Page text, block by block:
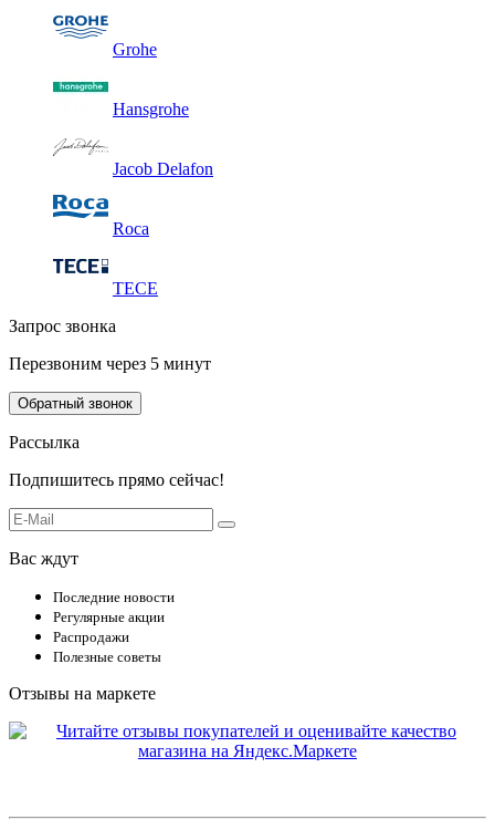
Grohe
Hansgrohe
Jacob Delafon
Roca
TECE
Запрос звонка
Перезвоним через 5 минут
Обратный звонок
Рассылка
Подпишитесь прямо сейчас!
Вас ждут
Последние новости
Регулярные акции
Распродажи
Полезные советы
Отзывы на маркете